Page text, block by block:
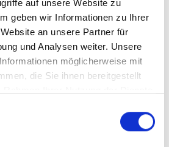
auf unsere Website zu
geben wir Informationen zu Ihrer
an unsere Partner für
und Analysen weiter. Unsere
möglicherweise mit
die Sie ihnen bereitgestellt
lose